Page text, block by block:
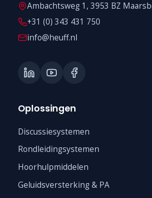
Ambachtsweg 1, 3953 BZ
+31 (0) 343 431 750
info@heuff.nl
Oplossingen
Discussiesystemen
Rondleidingsystemen
Hoorhulpmiddelen
Geluidsversterking & PA